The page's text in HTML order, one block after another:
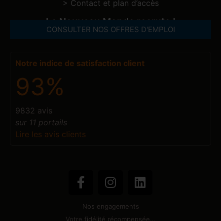
> Contact et plan d’accès
Le Nouveau Monde recrute !
CONSULTER NOS OFFRES D'EMPLOI
Notre indice de satisfaction client
93%
9832 avis
sur 11 portails
Lire les avis clients
Nos engagements
Votre fidélité récompensée…